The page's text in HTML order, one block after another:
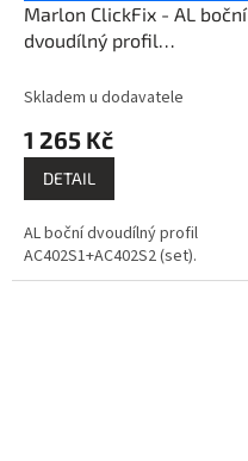
Marlon ClickFix - AL boční
dvoudílný profil
205
Skladem u dodavatele
1 265 Kč
DETAIL
AL boční dvoudílný profil
AC402S1+AC402S2 (set).